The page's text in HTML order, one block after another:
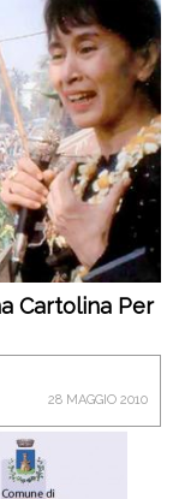
Cartolina Per
28 MAGGIO 2010